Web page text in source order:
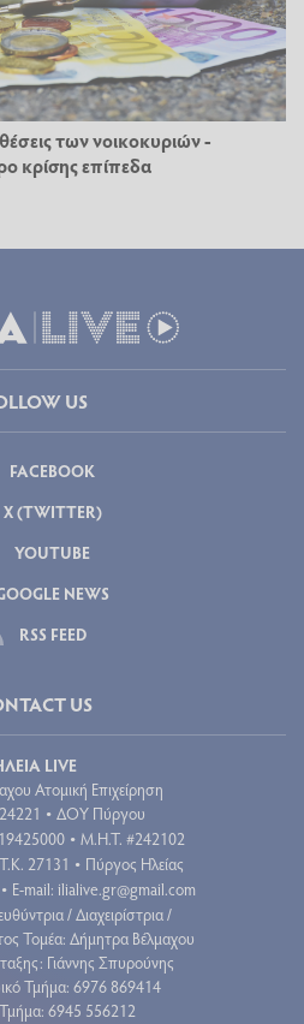
των νοικοκυριών -
κρίσης επίπεδα
US
FACEBOOK
X (TWITTER)
YOUTUBE
NEWS
RSS FEED
US
LIVE
Ατομική Επιχείρηση
• ΔΟΥ Πύργου
• Μ.Η.Τ. #242102
Τ.Κ. 27131 • Πύργος Ηλείας
• E-mail: ilialive.gr@gmail.com
/ Διαχειρίστρια /
Τομέα: Δήμητρα Βέλμαχου
Γιάννης Σπυρούνης
Τμήμα: 6976 869414
6945 556212